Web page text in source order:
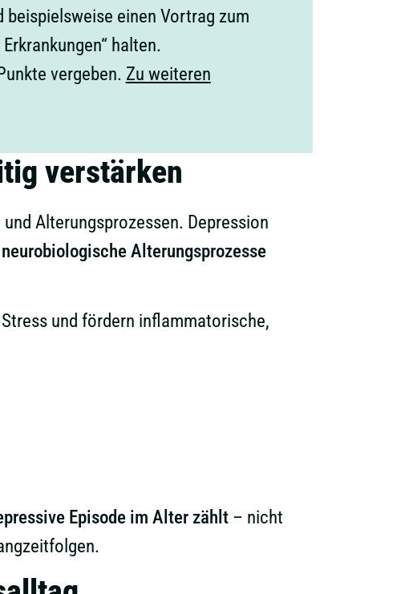
einen Vortrag zum
halten.
vergeben. Zu weiteren
verstärken
Alterungsprozessen. Depression
neurobiologische Alterungsprozesse
und fördern inflammatorische,
Episode im Alter zählt– nicht